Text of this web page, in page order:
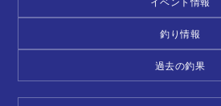
釣り情報
過去の釣果